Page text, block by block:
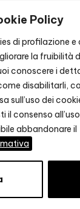
Policy
di profilazione e
la fruibilità
conoscere i
disabilitarli,
sull’uso dei
il consenso
abbandonare il